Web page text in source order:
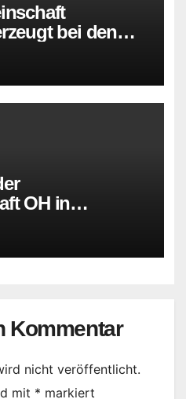
bei den
in
OH in
Kommentar
nicht veröffentlicht.
mit * markiert